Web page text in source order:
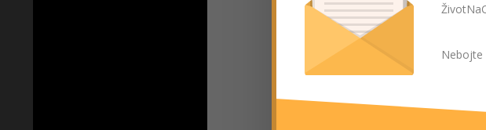
Líbil se vám tento článek?
lajkováním a sdílením
tohoto
Kejml
Nebojte